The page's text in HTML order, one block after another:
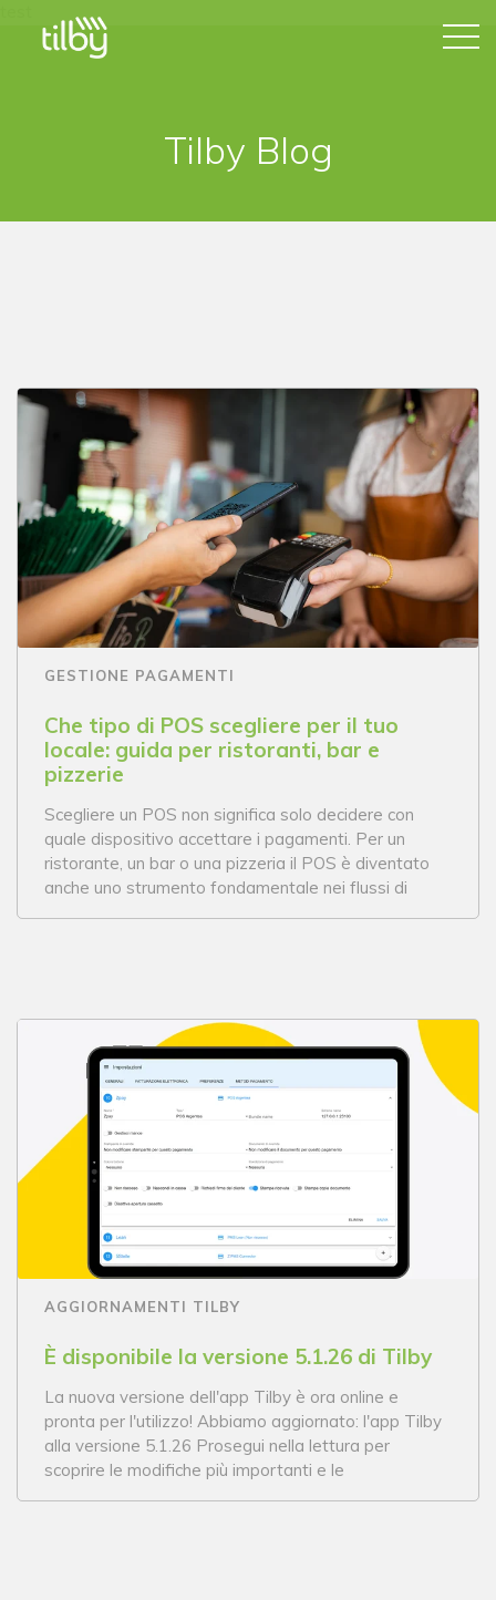
Tilby Blog
GESTIONE PAGAMENTI
Che tipo di POS scegliere per il tuo
locale: guida per ristoranti, bar e
pizzerie
Scegliere un POS non significa solo decidere con
quale dispositivo accettare i pagamenti. Per un
ristorante, un bar o una pizzeria il POS è diventato
anche uno strumento fondamentale nei flussi di
AGGIORNAMENTI TILBY
È disponibile la versione 5.1.26 di Tilby
La nuova versione dell'app Tilby è ora online e
pronta per l'utilizzo! Abbiamo aggiornato: l'app Tilby
alla versione 5.1.26 Prosegui nella lettura per
scoprire le modifiche più importanti e le